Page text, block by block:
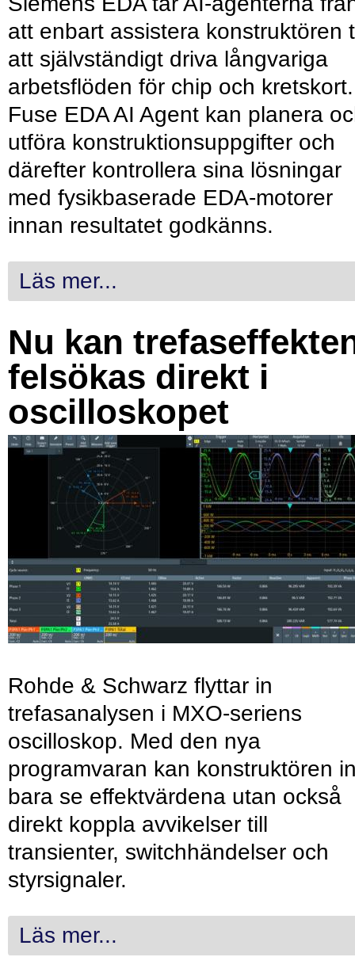
att enbart assistera konstruktören
att självständigt driva långvariga
arbetsflöden för chip och kretskort.
Fuse EDA AI Agent kan planera
utföra konstruktionsuppgifter och
därefter kontrollera sina lösningar
med fysikbaserade EDA-motorer
innan resultatet godkänns.
Läs mer...
Nu kan
felsökas direkt i
oscilloskopet
Rohde & Schwarz flyttar in
trefasanalysen i MXO-seriens
oscilloskop. Med den nya
programvaran kan konstruktören
bara se effektvärdena utan också
direkt koppla avvikelser till
transienter, switchhändelser och
styrsignaler.
Läs mer...